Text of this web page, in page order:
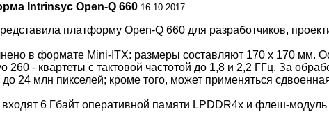
Intrinsyc Open-Q 660 16.10.2017
платформу Open-Q 660 для разработчиков,
в формате Mini-ITX: размеры составляют 170 х 170 мм.
260 - квартеты с тактовой частотой до 1,8 и 2,2 ГГц. За
24 млн пикселей; кроме того, может применяться
6 Гбайт оперативной памяти LPDDR4x и флеш-